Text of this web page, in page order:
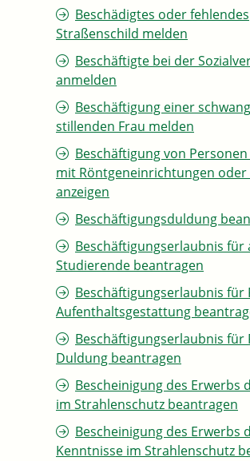
Beschädigtes oder fehlendes
Straßenschild melden
Beschäftigte bei der
anmelden
Beschäftigung einer
stillenden Frau melden
Beschäftigung von
mit Röntgeneinrichtungen
anzeigen
Beschäftigungsduldung
Beschäftigungserlaubnis für
Studierende beantragen
Beschäftigungserlaubnis für
Aufenthaltsgestattung
Beschäftigungserlaubnis für
Duldung beantragen
Bescheinigung des Erwerbs
im Strahlenschutz beantragen
Bescheinigung des Erwerbs
Kenntnisse im Strahlenschutz